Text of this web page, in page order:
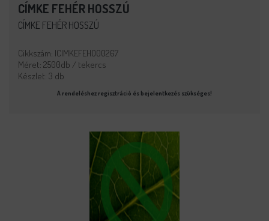
CÍMKE FEHÉR HOSSZÚ
CÍMKE FEHÉR HOSSZÚ
Cikkszám: ICIMKEFEHO00267
Méret: 2500db / tekercs
Készlet: 3 db
A rendeléshez regisztráció és bejelentkezés szükséges!